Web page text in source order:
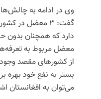
وی در ادامه به
گفت: ۳ معضل در
دارد که همچنان بدون
معضل مربوط به
از کشورهای مقصد
بستر به نفع خود بهره
می‌توان به افغانستان